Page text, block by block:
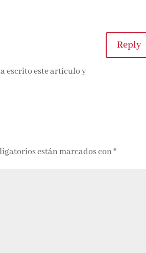
escrito este artículo y
Reply
están marcados con*